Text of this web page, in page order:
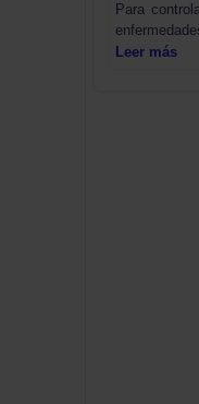
Para
Leer más